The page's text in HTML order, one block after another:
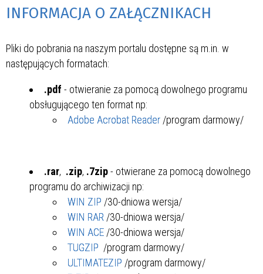
INFORMACJA O ZAŁĄCZNIKACH
Pliki do pobrania na naszym portalu dostępne są m.in. w
następujących formatach:
.pdf - otwieranie za pomocą dowolnego programu
obsługującego ten format np:
Adobe Acrobat Reader /program darmowy/
.rar, .zip, .7zip- otwierane za pomocą dowolnego
programu do archiwizacji np:
WIN ZIP /30-dniowa wersja/
WIN RAR /30-dniowa wersja/
WIN ACE /30-dniowa wersja/
TUGZIP /program darmowy/
ULTIMATEZIP /program darmowy/